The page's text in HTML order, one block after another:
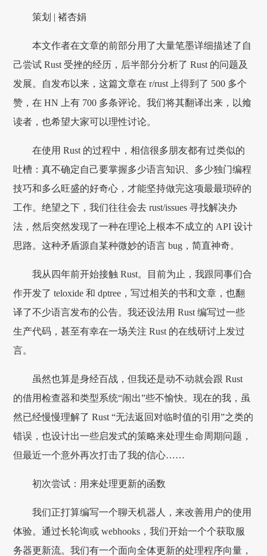
策划 | 褚杏娟
本文作者在文章的前部分用了大量笔墨详细描述了自
己尝试 Rust 受挫的经历，后半部分分析了 Rust 的问题及
发展。自发布以来，这篇文章在 r/rust 上得到了 500 多个
赞，在 HN 上有 700 多条评论。我们将其翻译出来，以飨
读者，也希望大家可以理性讨论。
在使用 Rust 的过程中，相信很多朋友都有过类似的
吐槽：真不确定自己要掌握多少语言知识、多少独门编程
技巧和多么旺盛的好奇心，才能坚持做完这项最最琐碎的
工作。绝望之下，我们往往会去 rust/issues 寻找解决办
法，然后突然发现了一种在理论上根本不成立的 API 设计
思路。这种矛盾源自某种微妙的语言 bug，简直神奇。
我从四年前开始接触 Rust。目前为止，我跟同事们合
作开发了 teloxide 和 dptree，写过相关的书和文章，也翻
译了不少语言发布的公告。我还设法用 Rust 编写过一些
生产代码，甚至有幸在一场关注 Rust 的在线研讨上发过
言。
虽然也算是身经百战，但我还是动不动就会跟 Rust
的借用检查器和类型系统“闹出”些不愉快。现在的我，虽
然已经慢慢理解了 Rust “无法返回对临时值的引用”之类的
错误，也设计出一些启发式的策略来处理生命周期问题，
但最近一个意外再次打击了我的信心……
初次尝试：用来处理更新的函数
我们正打算编写一个聊天机器人，来改善用户的使用
体验。通过长轮询或 webhooks，我们开始一个个获取服
务器更新流。我们有一个面向全体更新的处理程序向量，